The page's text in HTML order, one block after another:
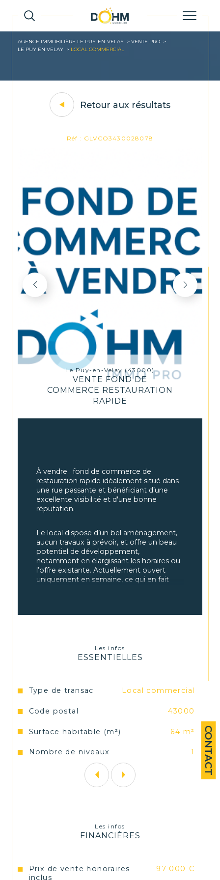
CONTACT
AGENCE IMMOBILIÈRE LE PUY-EN-VELAY
VENTE PRO
LE PUY EN VELAY
LOCAL COMMERCIAL
Retour aux résultats
Réf : GLVCO3430028078
Le Puy-en-Velay (43000)
VENTE FOND DE
COMMERCE RESTAURATION
RAPIDE
Les infos
ESSENTIELLES
Caractéristiques Valeurs
Type de transac Local commercial
Code postal 43000
Surface habitable (m²) 64 m²
Nombre de niveaux 1
À vendre : fond de commerce de
restauration rapide idéalement situé dans
une rue passante et bénéficiant d’une
excellente visibilité et d'une bonne
réputation.
Le local dispose d’un bel aménagement,
aucun travaux à prévoir, et offre un beau
potentiel de développement,
notamment en élargissant les horaires ou
l’offre existante. Actuellement ouvert
uniquement en semaine, ce qui en fait
ends. Possibilité de racheter les murs.
Loyer mensuel : 680 € + le foncier
Bail commercial : (3/6/9 ans)
Capacité couvert 19 à l'intérieur et
jusqu'à 34 en extérieur
Équipement complet en bon état
Les infos
FINANCIÈRES
Prix de vente honoraires
inclus
97 000 €